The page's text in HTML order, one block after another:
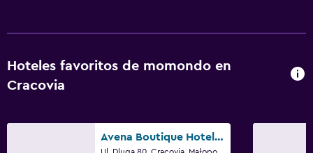
Sistema de entretenimiento
Hoteles favoritos de momondo en
Cracovia
Avena Boutique Hotel By Artery Hotels